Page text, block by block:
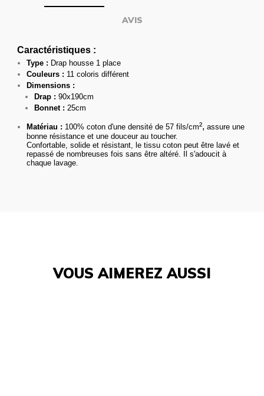
AVIS
Caractéristiques :
Type : Drap housse 1 place
Couleurs : 11 coloris différent
Dimensions :
Drap : 90x190cm
Bonnet : 25cm
Matériau : 100% coton d'une densité de 57 fils/cm², assure une
bonne résistance et une douceur au toucher.
Confortable, solide et résistant, le tissu coton peut être lavé et
repassé de nombreuses fois sans être altéré. Il s'adoucit à
chaque lavage.
VOUS AIMEREZ AUSSI